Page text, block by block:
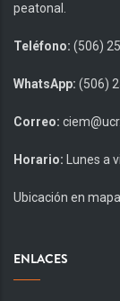
peatonal.
Teléfono: (506)
WhatsApp: (506)
Correo:
Horario: Lunes a
Ubicación en mapa
ENLACES